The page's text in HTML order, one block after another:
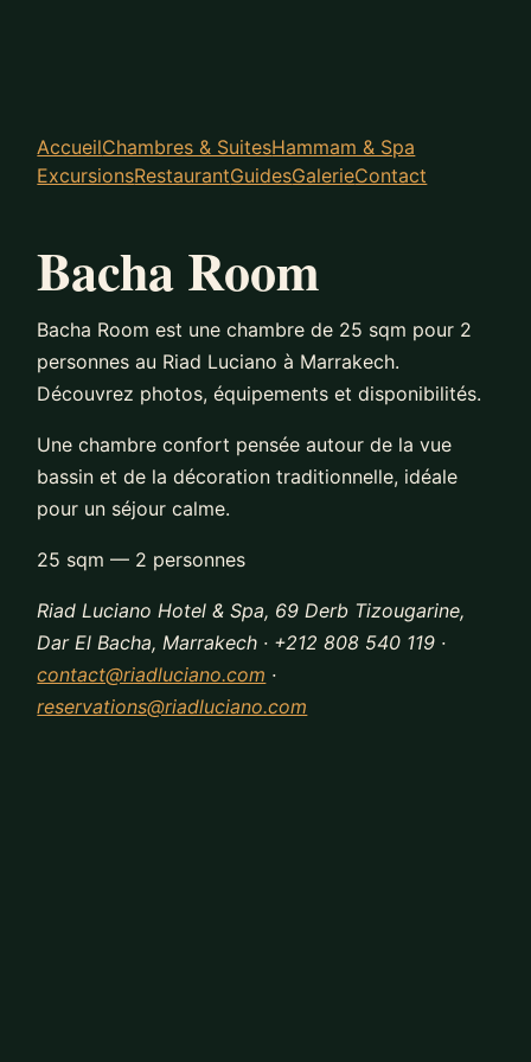
AccueilChambres & SuitesHammam & Spa
ExcursionsRestaurantGuidesGalerieContact
Bacha Room
Bacha Room est une chambre de 25 sqm pour 2
personnes au Riad Luciano à Marrakech.
Découvrez photos, équipements et disponibilités.
Une chambre confort pensée autour de la vue
bassin et de la décoration traditionnelle, idéale
pour un séjour calme.
25 sqm — 2 personnes
Riad Luciano Hotel & Spa, 69 Derb Tizougarine,
Dar El Bacha, Marrakech · +212 808 540 119 ·
contact@riadluciano.com ·
reservations@riadluciano.com